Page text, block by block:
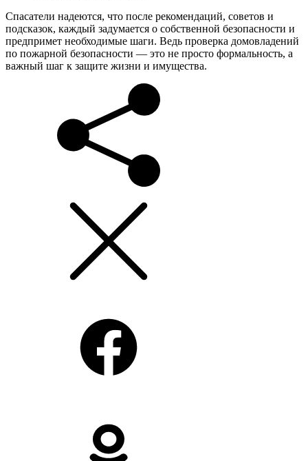
Спасатели надеются, что после рекомендаций, советов и
подсказок, каждый задумается о собственной безопасности и
предпримет необходимые шаги. Ведь проверка домовладений
по пожарной безопасности — это не просто формальность, а
важный шаг к защите жизни и имущества.